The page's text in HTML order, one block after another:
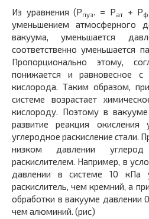
Из уравнения (Рпуз. = Рат+ Рф
уменьшением атмосферного
вакуума, уменьшается
соответственно уменьшается
Пропорционально этому,
понижается и равновесное с
кислорода. Таким образом,
системе возрастает
кислороду. Поэтому в
развитие реакция окисления
углеродное раскисление стали.
низком давлении углерод
раскислителем. Например, в
давлении в системе 10 кПа
раскислитель, чем кремний, а
обработки в вакууме давлении
чем алюминий. (рис)